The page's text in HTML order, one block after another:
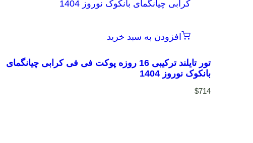
افزودن به سبد خرید
تور تایلند ترکیبی 16 روزه پوکت فی فی کرابی چیانگمای
بانکوک نوروز 1404
$714